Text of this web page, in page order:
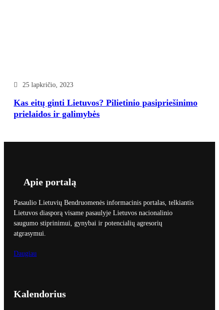
25 lapkričio, 2023
Kas eitų ginti Lietuvos? Pilietinio pasipriešinimo
prielaidos ir galimybės
Apie portalą
Pasaulio Lietuvių Bendruomenės informacinis portalas, telkiantis
Lietuvos diasporą visame pasaulyje Lietuvos nacionalinio
saugumo stiprinimui, gynybai ir potencialių agresorių
atgrasymui.
Daugiau
Kalendorius